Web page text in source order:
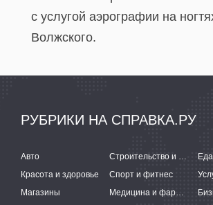
с услугой аэрографии на
Волжского.
РУБРИКИ НА СПРАВКА.РУ
Авто Строительство и ремонт
Красота и здоровье
Спорт и фитнес
Магазины
Медицина и фармацевтика